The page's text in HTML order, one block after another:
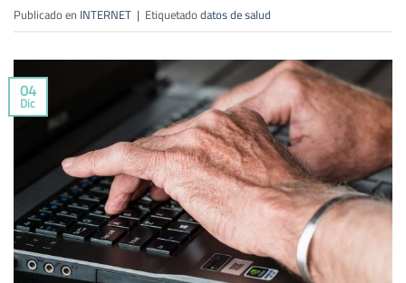
Publicado en INTERNET | Etiquetadodatos de salud
04
Dic